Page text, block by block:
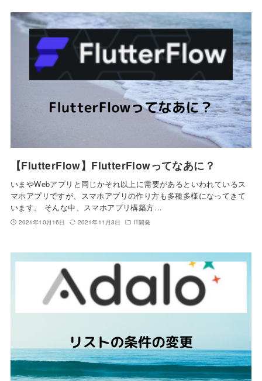
【FlutterFlow】FlutterFlowってなあに？
いまやWebアプリと同じかそれ以上に需要があるといわれているス
マホアプリですが、スマホアプリの作り方も多種多様になってきて
います。 そんな中、スマホアプリ構築方…
2021年10月16日 2021年11月3日 IT開発